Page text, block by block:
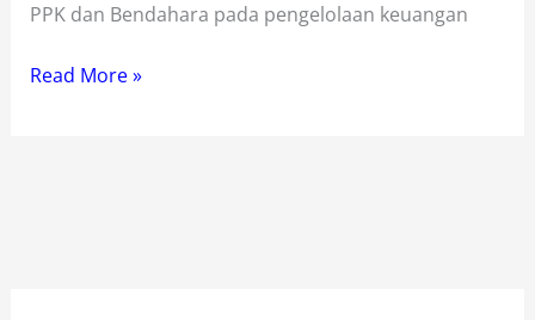
PPK dan Bendahara pada pengelolaan keuangan
Bimtek
Read More »